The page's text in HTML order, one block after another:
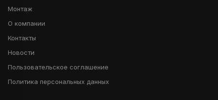
Монтаж
О компании
Контакты
Новости
Пользовательское соглашение
Политика персональных данных